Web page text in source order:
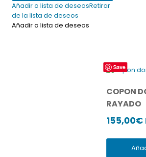
Añadir a lista de deseosRetirar
de la lista de deseos
Añadir a lista de deseos
Save
COPON
RAYADO
155,00€